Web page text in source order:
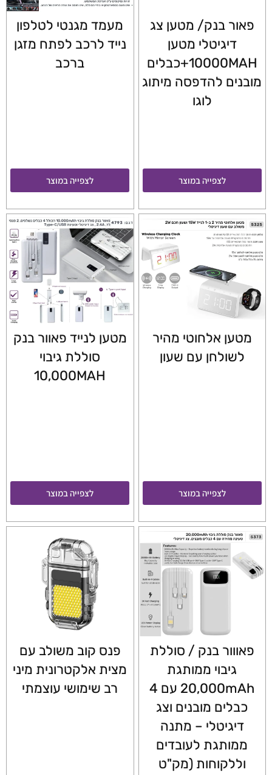
פאור בנק/ מטען צג
דיגיטלי מטען
10000MAH+כבלים
מובנים להדפסה מיתוג
לוגו
לצפייה במוצר
מעמד מגנטי לטלפון
נייד לרכב לפתח מזגן
ברכב
לצפייה במוצר
מטען אלחוטי מהיר
לשולחן עם שעון
לצפייה במוצר
מטען לנייד פאוור בנק
סוללת גיבוי
10,000MAH
לצפייה במוצר
פאווור בנק / סוללת
גיבוי ממותגת
20,000mAh עם 4
כבלים מובנים וצג
דיגיטלי – מתנה
ממותגת לעובדים
וללקוחות (מק"ט
פנס קוב משולב עם
מצית אלקטרונית מיני
רב שימושי עוצמתי